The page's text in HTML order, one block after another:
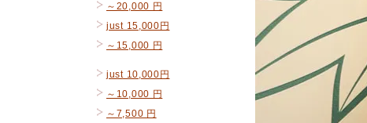
～20,000 円
just 15,000円
～15,000 円
just 10,000円
～10,000 円
～7,500 円